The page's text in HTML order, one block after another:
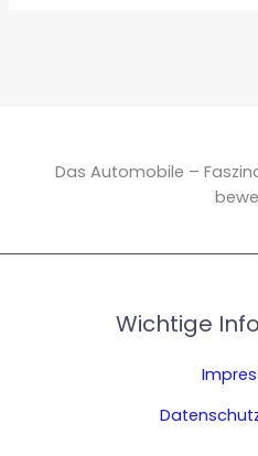
Das Automobile –
Wichtige